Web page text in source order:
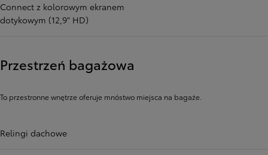
Connect z kolorowym ekranem
dotykowym (12,9" HD)
Przestrzeń bagażowa
To przestronne wnętrze oferuje mnóstwo miejsca na bagaże.
Relingi dachowe